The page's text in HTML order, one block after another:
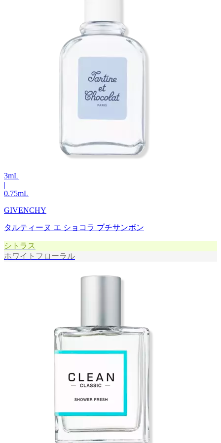
3mL
|
0.75mL
GIVENCHY
タルティーヌ エ ショコラ プチサンボン
シトラス
ホワイトフローラル